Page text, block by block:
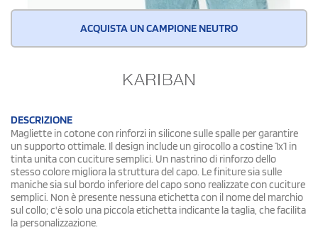
ACQUISTA UN CAMPIONE NEUTRO
DESCRIZIONE
Magliette in cotone con rinforzi in silicone sulle spalle per garantire
un supporto ottimale. Il design include un girocollo a costine 1x1 in
tinta unita con cuciture semplici. Un nastrino di rinforzo dello
stesso colore migliora la struttura del capo. Le finiture sia sulle
maniche sia sul bordo inferiore del capo sono realizzate con cuciture
semplici. Non è presente nessuna etichetta con il nome del marchio
sul collo; c'è solo una piccola etichetta indicante la taglia, che facilita
la personalizzazione.